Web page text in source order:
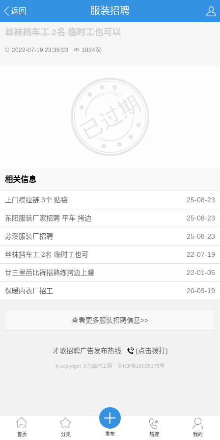
返回 服装招聘
首页 分类 发布 热搜 我的
丝袜挡车工 2名 临时工也可以
2022-07-19 23:36:03 1024次
相关信息
上门襟拉链 3个 贴袋 25-08-23
东阳服装厂家招聘 平车 拷边 25-08-23
苏溪服装厂招聘 25-08-23
丝袜挡车工 2名 临时工也可 22-07-19
廿三里芭比裤招熟练拷边上腰 22-01-05
保暖内衣厂招工 20-09-19
查看更多服装招聘信息>>
才歌招聘广告发布热线: (点击拨打)
© copyright 义乌临时工网 浙ICP备16035175号